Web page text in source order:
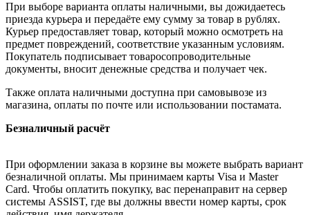
При выборе варианта оплаты наличными, вы дожидаетесь
приезда курьера и передаёте ему сумму за товар в рублях.
Курьер предоставляет товар, который можно осмотреть на
предмет повреждений, соответствие указанным условиям.
Покупатель подписывает товаросопроводительные
документы, вносит денежные средства и получает чек.
Также оплата наличными доступна при самовывозе из
магазина, оплаты по почте или использовании постамата.
Безналичный расчёт
При оформлении заказа в корзине вы можете выбрать вариант
безналичной оплаты. Мы принимаем карты Visa и Master
Card. Чтобы оплатить покупку, вас перенаправит на сервер
системы ASSIST, где вы должны ввести номер карты, срок